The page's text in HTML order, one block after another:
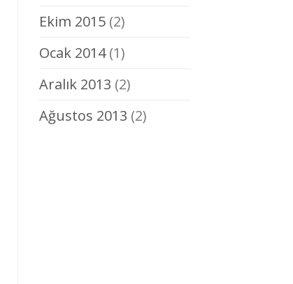
Ekim 2015(2)
Ocak 2014(1)
Aralık 2013 (2)
Ağustos 2013 (2)